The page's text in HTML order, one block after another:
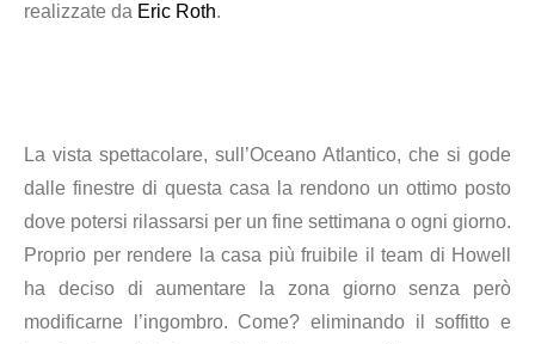
realizzate da Eric Roth.
La vista spettacolare, sull’Oceano Atlantico, che si gode
dalle finestre di questa casa la rendono un ottimo posto
dove potersi rilassarsi per un fine settimana o ogni giorno.
Proprio per rendere la casa più fruibile il team di Howell
ha deciso di aumentare la zona giorno senza però
modificarne l’ingombro. Come? eliminando il soffitto e